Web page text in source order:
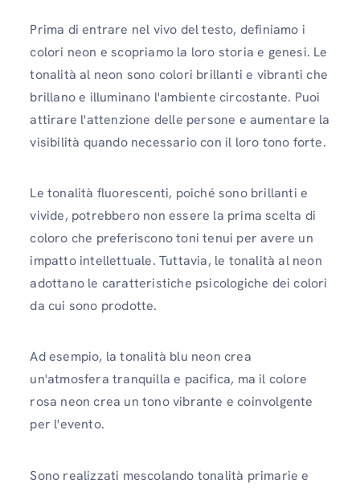
Prima di entrare nel vivo del testo, definiamo i
colori neon e scopriamo la loro storia e genesi. Le
tonalità al neon sono colori brillanti e vibranti che
brillano e illuminano l'ambiente circostante. Puoi
attirare l'attenzione delle persone e aumentare la
visibilità quando necessario con il loro tono forte.
Le tonalità fluorescenti, poiché sono brillanti e
vivide, potrebbero non essere la prima scelta di
coloro che preferiscono toni tenui per avere un
impatto intellettuale. Tuttavia, le tonalità al neon
adottano le caratteristiche psicologiche dei colori
da cui sono prodotte.
Ad esempio, la tonalità blu neon crea
un'atmosfera tranquilla e pacifica, ma il colore
rosa neon crea un tono vibrante e coinvolgente
per l'evento.
Sono realizzati mescolando tonalità primarie e